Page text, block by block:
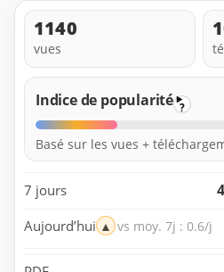
1140
vues
Indice de popularité ?
Basé sur les vues +
7 jours 4
Aujourd’hui ▲ vs moy. 7j : 0.6/j